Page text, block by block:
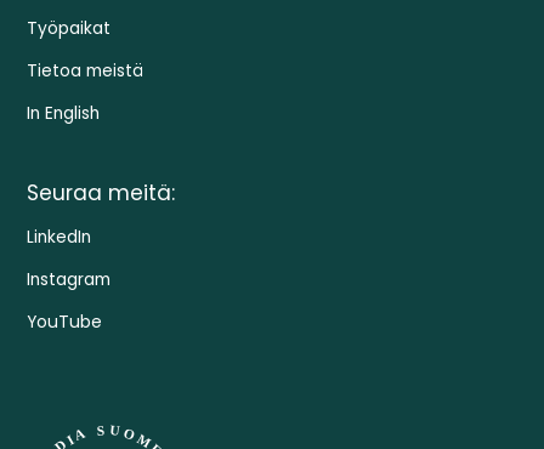
Työpaikat
Tietoa meistä
In English
Seuraa meitä:
LinkedIn
Instagram
YouTube